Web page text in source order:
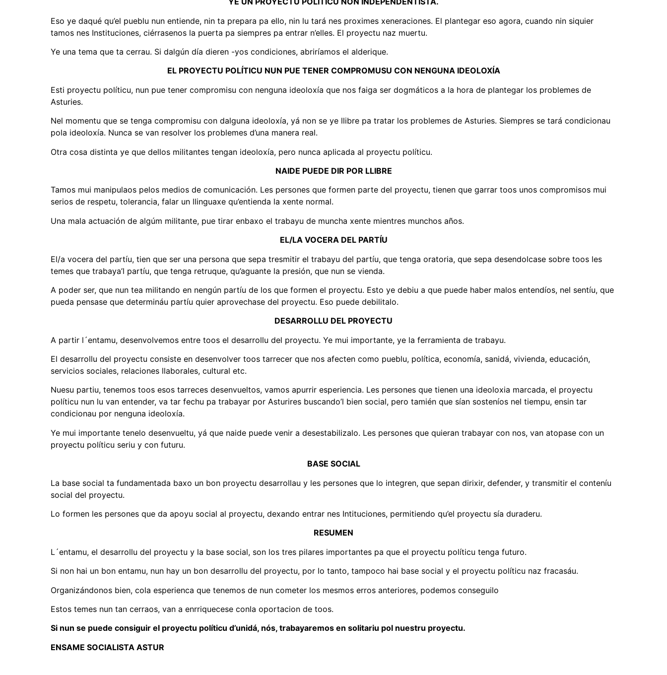
Eso ye daqué qu’el pueblu nun entiende, nin ta prepara pa ello, nin lu tará nes proximes xeneraciones. El plantegar eso agora, cuando nin siquier
tamos nes Instituciones, ciérrasenos la puerta pa siempres pa entrar n’elles. El proyectu naz muertu.
Ye una tema que ta cerrau. Si dalgún día dieren -yos condiciones, abriríamos el alderique.
EL PROYECTU POLÍTICU NUN PUE TENER COMPROMUSU CON NENGUNA IDEOLOXÍA
Esti proyectu políticu, nun pue tener compromisu con nenguna ideoloxía que nos faiga ser dogmáticos a la hora de plantegar los problemes de
Asturies.
Nel momentu que se tenga compromisu con dalguna ideoloxía, yá non se ye llibre pa tratar los problemes de Asturies. Siempres se tará condicionau
pola ideoloxía. Nunca se van resolver los problemes d’una manera real.
Otra cosa distinta ye que dellos militantes tengan ideoloxía, pero nunca aplicada al proyectu políticu.
NAIDE PUEDE DIR POR LLIBRE
Tamos mui manipulaos pelos medios de comunicación. Les persones que formen parte del proyectu, tienen que garrar toos unos compromisos mui
serios de respetu, tolerancia, falar un llinguaxe qu’entienda la xente normal.
Una mala actuación de algúm militante, pue tirar enbaxo el trabayu de muncha xente mientres munchos años.
EL/LA VOCERA DEL PARTÍU
El/a vocera del partíu, tien que ser una persona que sepa tresmitir el trabayu del partíu, que tenga oratoria, que sepa desendolcase sobre toos les
temes que trabaya’l partíu, que tenga retruque, qu’aguante la presión, que nun se vienda.
A poder ser, que nun tea militando en nengún partíu de los que formen el proyectu. Esto ye debiu a que puede haber malos entendíos, nel sentíu, que
pueda pensase que determináu partíu quier aprovechase del proyectu. Eso puede debilitalo.
DESARROLLU DEL PROYECTU
A partir l´entamu, desenvolvemos entre toos el desarrollu del proyectu. Ye mui importante, ye la ferramienta de trabayu.
El desarrollu del proyectu consiste en desenvolver toos tarrecer que nos afecten como pueblu, política, economía, sanidá, vivienda, educación,
servicios sociales, relaciones llaborales, cultural etc.
Nuesu partiu, tenemos toos esos tarreces desenvueltos, vamos apurrir esperiencia. Les persones que tienen una ideoloxia marcada, el proyectu
políticu nun lu van entender, va tar fechu pa trabayar por Asturires buscando’l bien social, pero tamién que sían sosteníos nel tiempu, ensin tar
condicionau por nenguna ideoloxía.
Ye mui importante tenelo desenvueltu, yá que naide puede venir a desestabilizalo. Les persones que quieran trabayar con nos, van atopase con un
proyectu políticu seriu y con futuru.
BASE SOCIAL
La base social ta fundamentada baxo un bon proyectu desarrollau y les persones que lo integren, que sepan dirixir, defender, y transmitir el conteníu
social del proyectu.
Lo formen les persones que da apoyu social al proyectu, dexando entrar nes Intituciones, permitiendo qu’el proyectu sía duraderu.
RESUMEN
L´entamu, el desarrollu del proyectu y la base social, son los tres pilares importantes pa que el proyectu políticu tenga futuro.
Si non hai un bon entamu, nun hay un bon desarrollu del proyectu, por lo tanto, tampoco hai base social y el proyectu políticu naz fracasáu.
Organizándonos bien, cola esperienca que tenemos de nun cometer los mesmos erros anteriores, podemos conseguilo
Estos temes nun tan cerraos, van a enrriquecese conla oportacion de toos.
Si nun se puede consiguir el proyectu políticu d’unidá, nós, trabayaremos en solitariu pol nuestru proyectu.
ENSAME SOCIALISTA ASTUR